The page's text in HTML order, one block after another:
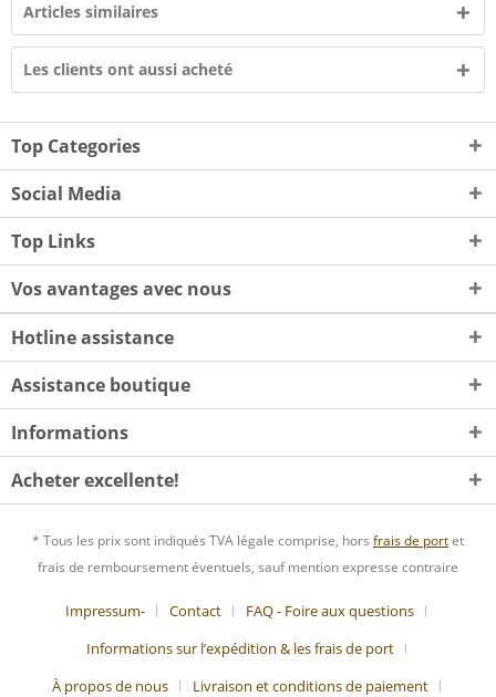
Articles similaires
Les clients ont aussi acheté
Top Categories
Social Media
Top Links
Vos avantages avec nous
Hotline assistance
Assistance boutique
Informations
Acheter excellente!
* Tous les prix sont indiqués TVA légale comprise, hors frais de portet
frais de remboursement éventuels, sauf mention expresse contraire
Impressum- Contact
FAQ - Foire aux questions
Informations sur l’expédition & les frais de port
À propos de nous
Livraison et conditions de paiement